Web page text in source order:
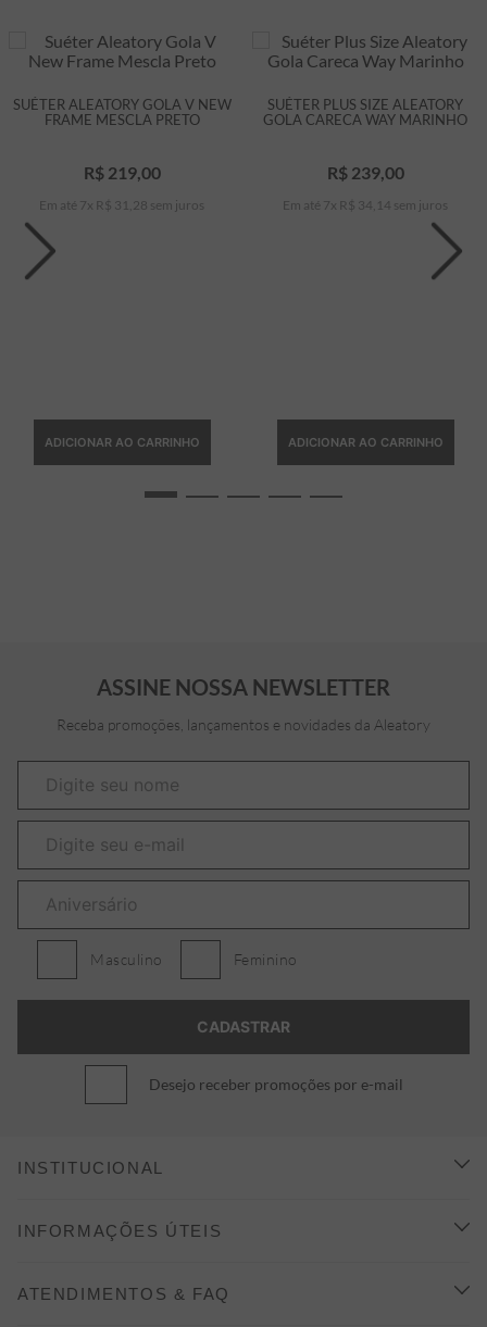
SUÉTER ALEATORY GOLA V NEW
FRAME MESCLA PRETO
R$ 219,00
Em até 7 x R$ 31 28 sem juros
ADICIONAR AO CARRINHO
SUÉTER PLUS SIZE ALEATORY
GOLA CARECA WAY MARINHO
R$ 239,00
Em até 7 x R$ 34 14 sem juros
ADICIONAR AO CARRINHO
ASSINE NOSSA NEWSLETTER
Receba promoções, lançamentos e novidades da Aleatory
Masculino Feminino
Desejo receber promoções por e-mail
INSTITUCIONAL
CONHEÇA A ALEATORY
INFORMAÇÕES ÚTEIS
ATENDIMENTOS & FAQ